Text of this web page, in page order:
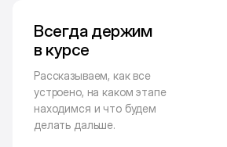
Всегда держим
в курсе
Рассказываем, как все
устроено, на каком этапе
находимся и что будем
делать дальше.